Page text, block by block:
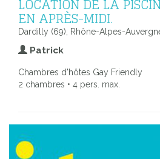
EN APRÈS-MIDI.
Dardilly (69), Rhône-Alpes-
Patrick
Chambres d'hôtes Gay Friendly
2 chambres • 4 pers. max.